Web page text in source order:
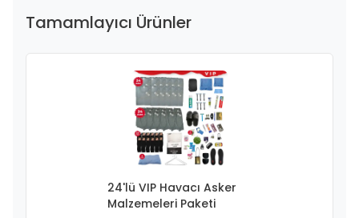
Tamamlayıcı Ürünler
24'lü VIP Havacı Asker
Malzemeleri Paketi